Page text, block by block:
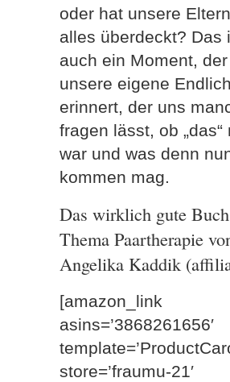
oder hat unsere
alles überdeckt? Das
auch ein Moment,
unsere eigene
erinnert, der uns
fragen lässt, ob „das“
war und was denn
kommen mag.
Das wirklich gute
Thema Paartherapie
Angelika Kaddik
[amazon_link
asins=’3868261656′
store=’fraumu-21′